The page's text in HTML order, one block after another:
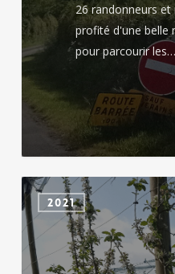
26 randonneurs
profité d'une belle
pour parcourir les…
Chiché
2021